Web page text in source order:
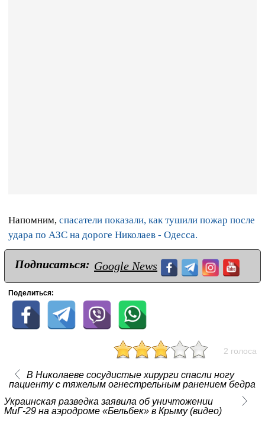
Напомним, спасатели показали, как тушили пожар после
удара по АЗС на дороге Николаев - Одесса.
Подписаться: Google News
Поделиться:
2 голоса
В Николаеве сосудистые хирурги спасли ногу
пациенту с тяжелым огнестрельным ранением бедра
Украинская разведка заявила об уничтожении
МиГ-29 на аэродроме «Бельбек» в Крыму (видео)